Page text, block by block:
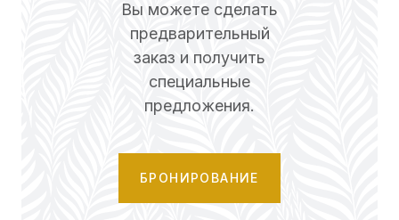
Вы можете сделать
предварительный
заказ и получить
специальные
предложения.
БРОНИРОВАНИЕ